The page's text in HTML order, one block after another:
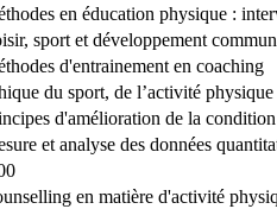
en éducation physique :
sport et développement
d'entrainement en coaching
du sport, de l’activité physique
d'amélioration de la
et analyse des données
en matière d'activité